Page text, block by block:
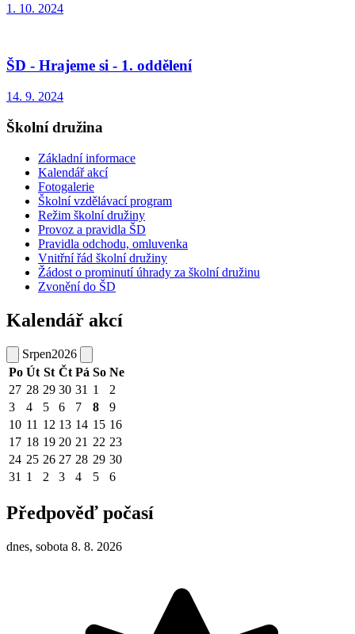
1. 10. 2024
ŠD - Hrajeme si - 1. oddělení
14. 9. 2024
Školní družina
Základní informace
Kalendář akcí
Fotogalerie
Školní vzdělávací program
Režim školní družiny
Provoz a pravidla ŠD
Pravidla odchodu, omluvenka
Vnitřní řád školní družiny
Žádost o prominutí úhrady za školní družinu
Zvonění do ŠD
Kalendář akcí
Srpen2026
Po Út St Čt Pá So Ne
27 28 29 30 31 1
2
3
4 5 6 7 8
9
10 11 12 13 14 15 16
17 18 19 20 21 22 23
24 25 26 27 28 29 30
31 1 2 3 4 5 6
Předpověď počasí
dnes, sobota 8. 8. 2026